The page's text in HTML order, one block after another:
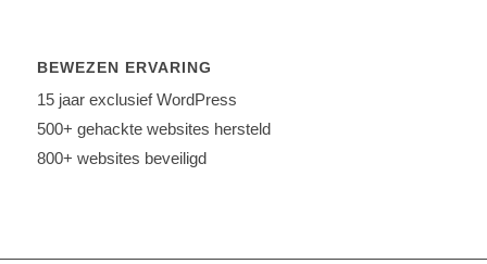
BEWEZEN ERVARING
15 jaar exclusief WordPress
500+ gehackte websites hersteld
800+ websites beveiligd